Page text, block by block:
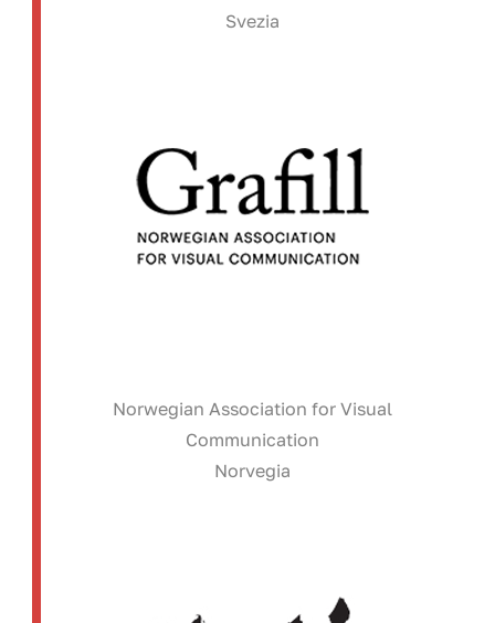
Svezia
Norwegian Association for Visual
Communication
Norvegia